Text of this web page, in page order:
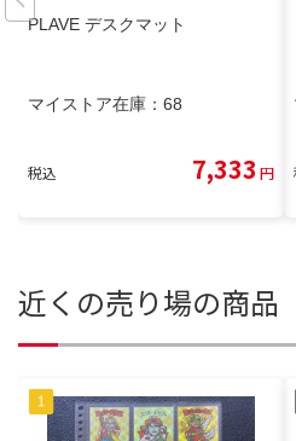
PLAVE デスクマット
マイストア在庫： 68
税込 7,333 円
近くの売り場の商品